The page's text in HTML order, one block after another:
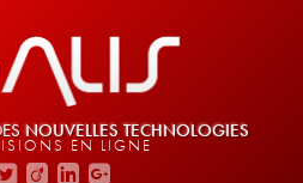
NOUVELLES TECHNOLOGIES
EN LIGNE